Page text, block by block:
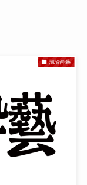
誠論酔藝